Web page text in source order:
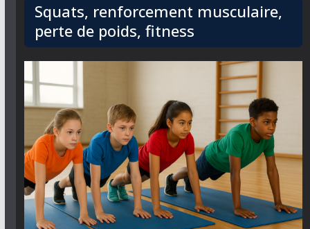
Squats, renforcement musculaire,
perte de poids, fitness